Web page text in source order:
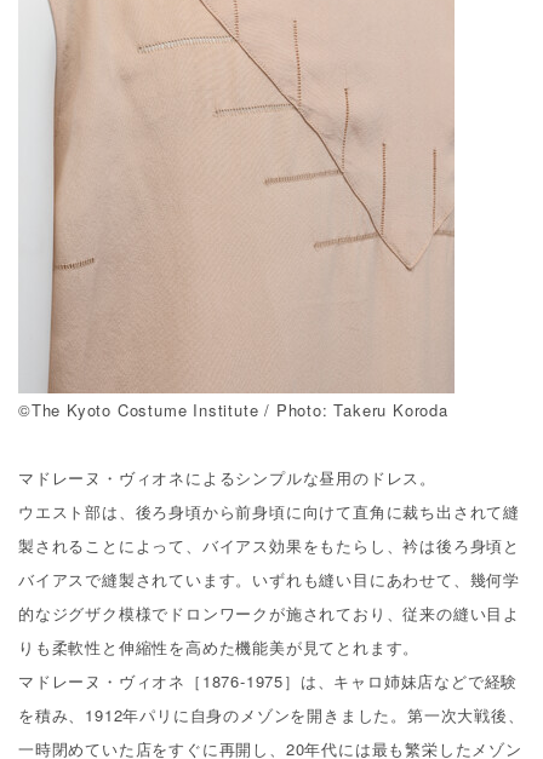
©The Kyoto Costume Institute / Photo: Takeru Koroda
マドレーヌ・ヴィオネによるシンプルな昼用のドレス。
ウエスト部は、後ろ身頃から前身頃に向けて直角に裁ち出されて縫
製されることによって、バイアス効果をもたらし、衿は後ろ身頃と
バイアスで縫製されています。いずれも縫い目にあわせて、幾何学
的なジグザク模様でドロンワークが施されており、従来の縫い目よ
りも柔軟性と伸縮性を高めた機能美が見てとれます。
マドレーヌ・ヴィオネ［ 1876-1975］は、キャロ姉妹店などで経験
を積み、 1912年パリに自身のメゾンを開きました。第一次大戦後、
一時閉めていた店をすぐに再開し、 20年代には最も繁栄したメゾン